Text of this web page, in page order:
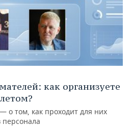
как организуете
о том, как проходит для них
персонала